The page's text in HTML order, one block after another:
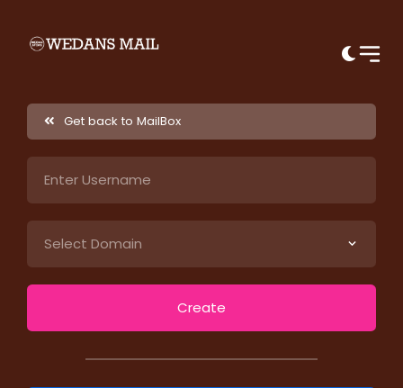
Get back to MailBox